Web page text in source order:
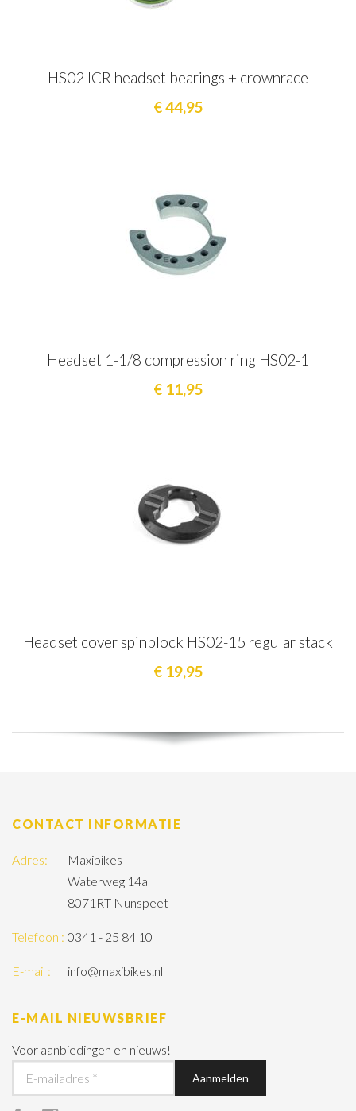
HS02 ICR headset bearings + crownrace
€ 44,95
Headset 1-1/8 compression ring HS02-1
€ 11,95
Headset cover spinblock HS02-15 regular stack
€ 19,95
CONTACT INFORMATIE
Adres:
Maxibikes
Waterweg 14a
8071RT Nunspeet
Telefoon : 0341 - 25 84 10
E-mail : info@maxibikes.nl
E-MAIL NIEUWSBRIEF
Voor aanbiedingen en nieuws!